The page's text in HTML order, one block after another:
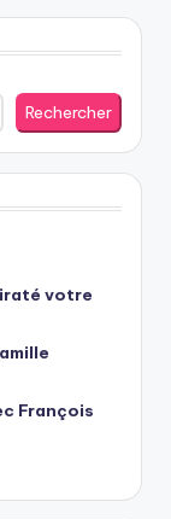
Rechercher
votre
François